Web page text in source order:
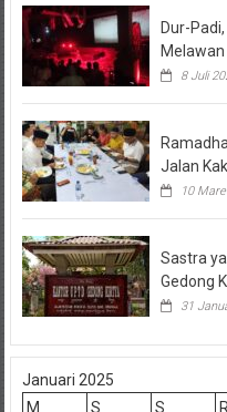
Dur-
Melawan
8 Juli
Jalan
10
Sastra
Gedong
31
Januari 2025
M
S S R